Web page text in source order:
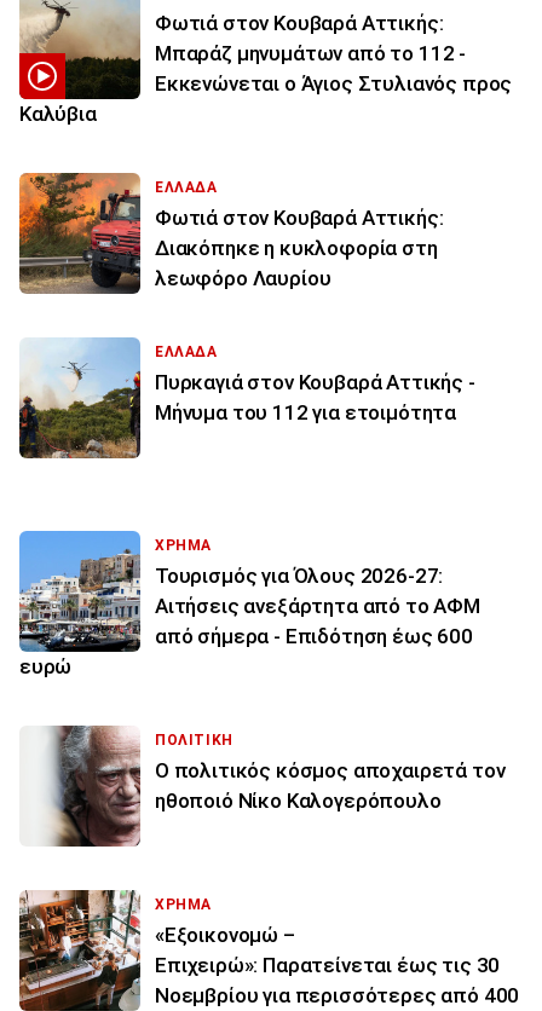
Φωτιά στον Κουβαρά Αττικής:
Μπαράζ μηνυμάτων από το 112 -
Εκκενώνεται ο Άγιος Στυλιανός προς
Καλύβια
ΕΛΛΑΔΑ
Φωτιά στον Κουβαρά Αττικής:
Διακόπηκε η κυκλοφορία στη
λεωφόρο Λαυρίου
ΕΛΛΑΔΑ
Πυρκαγιά στον Κουβαρά Αττικής -
Μήνυμα του 112 για ετοιμότητα
ΧΡΗΜΑ
Τουρισμός για Όλους 2026-27:
Αιτήσεις ανεξάρτητα από το ΑΦΜ
από σήμερα - Επιδότηση έως 600
ευρώ
ΠΟΛΙΤΙΚΗ
Ο πολιτικός κόσμος αποχαιρετά τον
ηθοποιό Νίκο Καλογερόπουλο
ΧΡΗΜΑ
«Εξοικονομώ –
Επιχειρώ»: Παρατείνεται έως τις 30
Νοεμβρίου για περισσότερες από 400